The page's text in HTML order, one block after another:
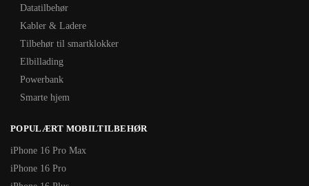
Datatilbehør
Kabler & Ladere
Tilbehør til smartklokker
Elbillading
Powerbank
Smarte hjem
POPULÆRT MOBILTILBEHØR
iPhone 16 Pro Max
iPhone 16 Pro